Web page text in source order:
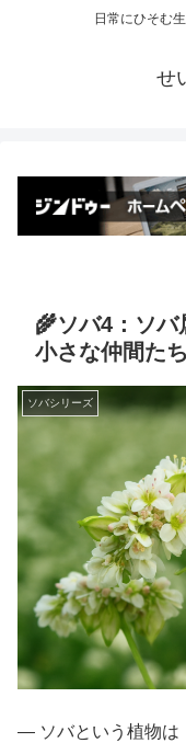
日常にひそむ
せ
🌾ソバ4：ソ
小さな仲間たち
ソバシリーズ
― ソバという植物は